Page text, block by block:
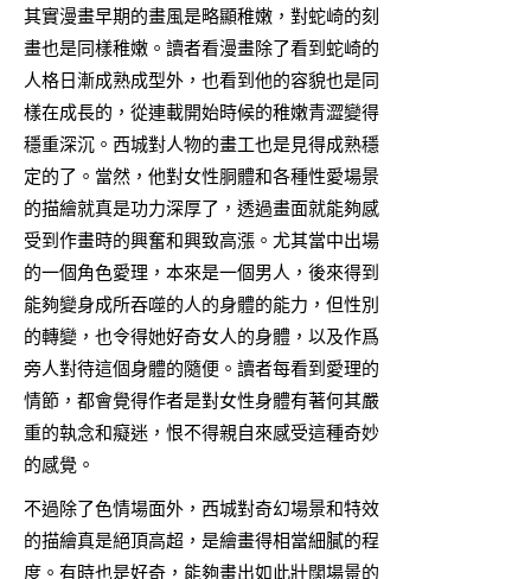
其實漫畫早期的畫風是略顯稚嫩，對蛇崎的刻
畫也是同樣稚嫩。讀者看漫畫除了看到蛇崎的
人格日漸成熟成型外，也看到他的容貌也是同
樣在成長的，從連載開始時候的稚嫩青澀變得
穩重深沉。西城對人物的畫工也是見得成熟穩
定的了。當然，他對女性胴體和各種性愛場景
的描繪就真是功力深厚了，透過畫面就能夠感
受到作畫時的興奮和興致高漲。尤其當中出場
的一個角色愛理，本來是一個男人，後來得到
能夠變身成所吞噬的人的身體的能力，但性別
的轉變，也令得她好奇女人的身體，以及作爲
旁人對待這個身體的隨便。讀者每看到愛理的
情節，都會覺得作者是對女性身體有著何其嚴
重的執念和癡迷，恨不得親自來感受這種奇妙
的感覺。
不過除了色情場面外，西城對奇幻場景和特效
的描繪真是絕頂高超，是繪畫得相當細膩的程
度。有時也是好奇，能夠畫出如此壯闊場景的